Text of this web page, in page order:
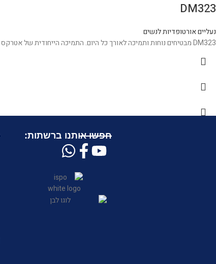
DM323
נעליים אורטופדיות לנשים
DM323 מבטיחים נוחות ותמיכה לאורך כל היום. התמיכה הייחודית של אטרקס מספקת תמיכת קשת במקום הנכון מבחינה אנטומית, ריפוד מעולה להתאמה אישית מושלמת בכל צעד.
חפשו אותנו ברשתות: